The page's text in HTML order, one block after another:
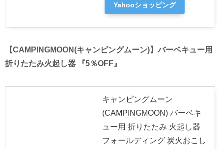
Yahooショッピング
【CAMPINGMOON(キャンピングムーン)】バーベキュー用
折りたたみ火起し器 『5％OFF』
キャンピングムーン
(CAMPINGMOON) バーベキ
ュー用 折りたたみ 火起し器
フォールディング 炭火おこし